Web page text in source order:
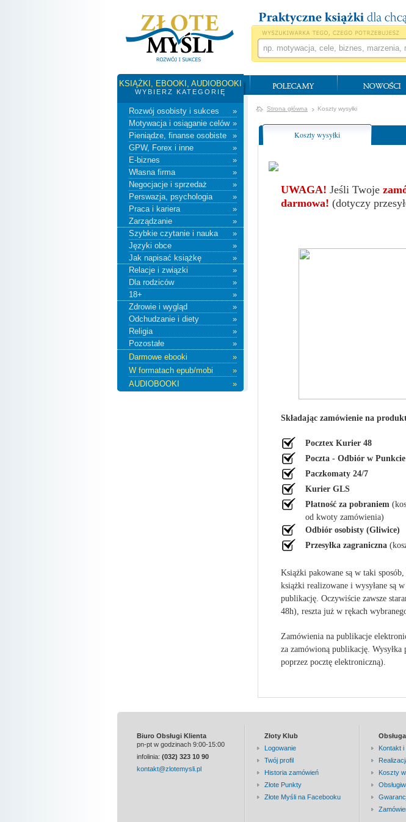
KSIĄŻKI, EBOOKI, AUDIOBOOKI
WYBIERZ KATEGORIĘ
Rozwój osobisty i sukces
»
Motywacja i osiąganie celów »
Pieniądze, finanse osobiste
»
GPW, Forex i inne
»
E-biznes
»
Własna firma
»
Negocjacje i sprzedaż
»
Perswazja, psychologia
»
Praca i kariera
»
Zarządzanie
»
Szybkie czytanie i nauka
»
Języki obce
»
Jak napisać książkę
»
Relacje i związki
»
Dla rodziców
»
18+
»
Zdrowie i wygląd
»
Odchudzanie i diety
»
Religia
»
Pozostałe
»
Darmowe ebooki
»
W formatach epub/mobi
»
AUDIOBOOKI
»
Strona główna Koszty wysyłki
Koszty wysyłki
UWAGA! Jeśli Twoje
darmowa! (dotyczy
Składając zamówienie na
Pocztex Kurier 48
Poczta - Odbiór w Punkcie
Paczkomaty 24/7
Kurier GLS
Płatność za pobraniem
od kwoty zamówienia)
Odbiór osobisty (Gliwice)
Przesyłka zagraniczna
Książki pakowane są w taki sposób,
książki realizowane i wysyłane są
publikację. Oczywiście zawsze
48h), reszta już w rękach
Zamówienia na publikacje
za zamówioną publikację. Wysyłka
poprzez pocztę elektroniczną).
Biuro Obsługi Klienta
pn-pt w godzinach 9:00-15:00
infolinia: (032) 323 10 90
kontakt@zlotemysli.pl
Złoty Klub
Logowanie
Twój profil
Historia zamówień
Złote Punkty
Złote Myśli na Facebooku
Kontakt
Koszty